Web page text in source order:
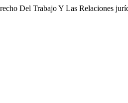
Del Trabajo Y Las Relaciones